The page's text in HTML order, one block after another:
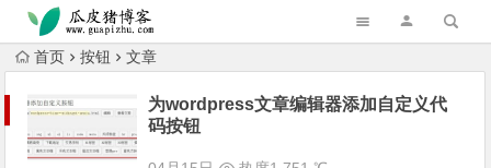
跳转到主内容
首页 按钮 文章
为wordpress文章编辑器添加自定义代
码按钮